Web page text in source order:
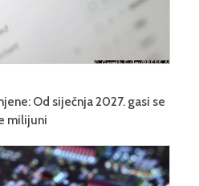
Od siječnja 2027. gasi se
milijuni